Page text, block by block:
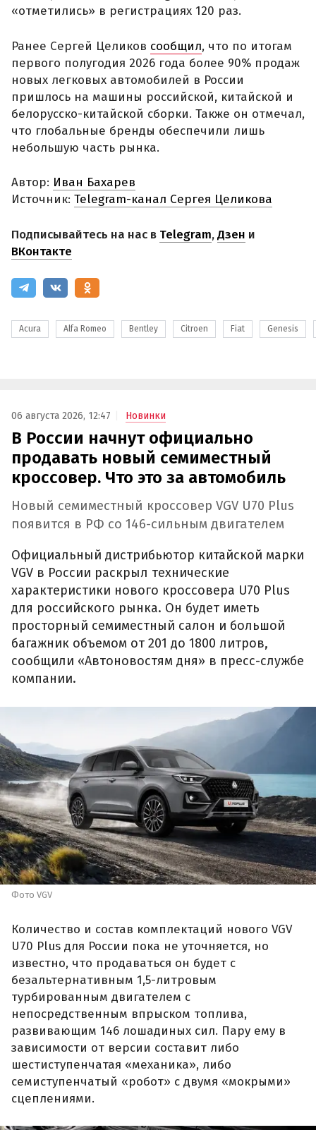
«отметились» в регистрациях 120 раз.
Ранее Сергей Целиков сообщил, что по итогам
первого полугодия 2026 года более 90% продаж
новых легковых автомобилей в России
пришлось на машины российской, китайской и
белорусско-китайской сборки. Также он отмечал,
что глобальные бренды обеспечили лишь
небольшую часть рынка.
Автор: Иван Бахарев
Источник: Telegram-канал Сергея Целикова
Подписывайтесь на нас в Telegram,Дзен и
ВКонтакте
Acura Alfa Romeo Bentley Citroen Fiat Genesis
06 августа 2026, 12:47 Новинки
В России начнут официально
продавать новый семиместный
кроссовер. Что это за автомобиль
Новый семиместный кроссовер VGV U70 Plus
появится в РФ со 146-сильным двигателем
Официальный дистрибьютор китайской марки
VGV в России раскрыл технические
характеристики нового кроссовера U70 Plus
для российского рынка. Он будет иметь
просторный семиместный салон и большой
багажник объемом от 201 до 1800 литров,
сообщили «Автоновостям дня» в пресс-службе
компании.
Фото VGV
Количество и состав комплектаций нового VGV
U70 Plus для России пока не уточняется, но
известно, что продаваться он будет с
безальтернативным 1,5-литровым
турбированным двигателем с
непосредственным впрыском топлива,
развивающим 146 лошадиных сил. Пару ему в
зависимости от версии составит либо
шестиступенчатая «механика», либо
семиступенчатый «робот» с двумя «мокрыми»
сцеплениями.